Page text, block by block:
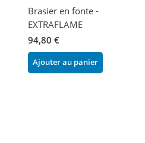
Brasier en fonte -
EXTRAFLAME
94,80 €
Ajouter au panier